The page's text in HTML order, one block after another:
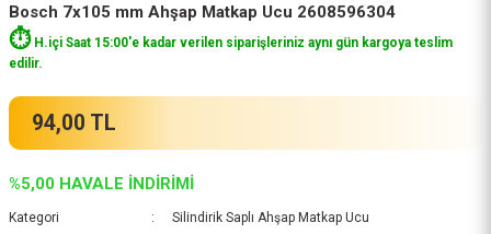
Bosch 7x105 mm Ahşap Matkap Ucu 2608596304
⏱️H.içi Saat 15:00'e kadar verilen siparişleriniz aynı gün kargoya teslim
edilir.
94,00 TL
%5,00 HAVALE İNDİRİMİ
Kategori
Silindirik Saplı Ahşap Matkap Ucu